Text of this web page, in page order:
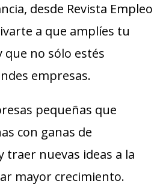
desde Revista Empleo
a que amplíes tu
que no sólo estés
empresas.
pequeñas que
con ganas de
traer nuevas ideas a la
mayor crecimiento.